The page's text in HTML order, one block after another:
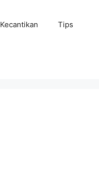
Kecantikan Tips